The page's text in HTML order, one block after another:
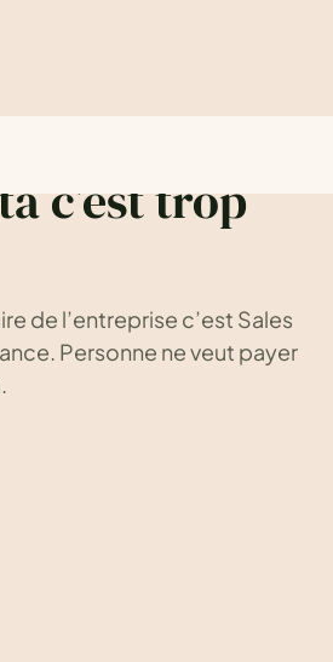
c’esttrop
de l’entreprise c’est Sales
Personne neveut payer